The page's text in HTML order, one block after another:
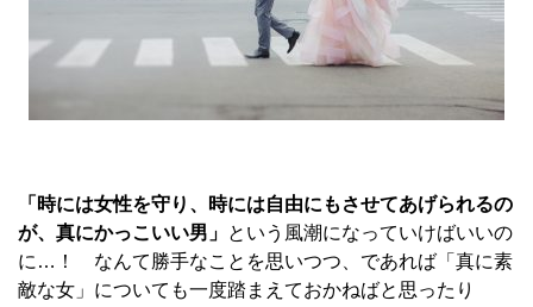
「時には女性を守り、時には自由にもさせてあげられるの
が、真にかっこいい男」 という風潮になっていけばいいの
に…！ なんて勝手なことを思いつつ、であれば「真に素
敵な女」についても一度踏まえておかねばと思ったり